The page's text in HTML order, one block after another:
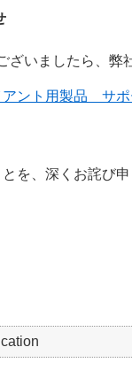
ざいましたら、
アント用製品 サ
を、深くお詫び